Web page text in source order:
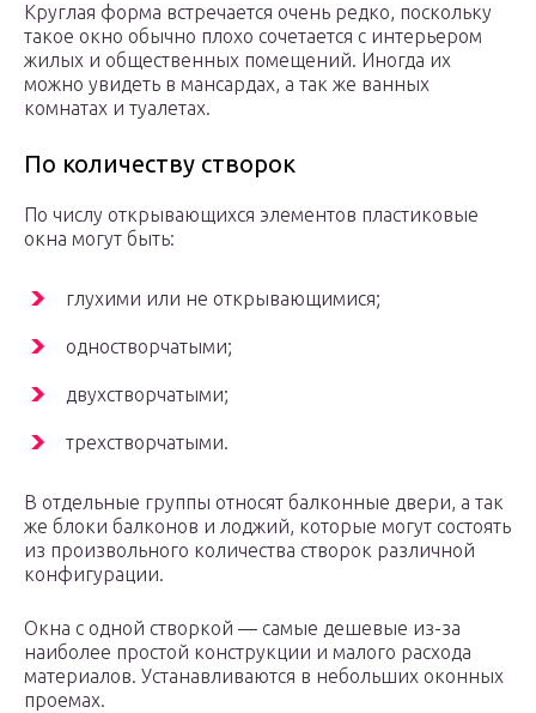
Круглая форма встречается очень редко, поскольку
такое окно обычно плохо сочетается с интерьером
жилых и общественных помещений. Иногда их
можно увидеть в мансардах, а так же ванных
комнатах и туалетах.
По количеству створок
По числу открывающихся элементов пластиковые
окна могут быть:
глухими или не открывающимися;
одностворчатыми;
двухстворчатыми;
трехстворчатыми.
В отдельные группы относят балконные двери, а так
же блоки балконов и лоджий, которые могут состоять
из произвольного количества створок различной
конфигурации.
Окна с одной створкой — самые дешевые из-за
наиболее простой конструкции и малого расхода
материалов. Устанавливаются в небольших оконных
проемах.